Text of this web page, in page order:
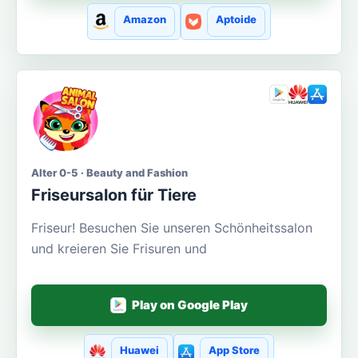
Amazon Aptoide
Alter 0-5 · Beauty and Fashion
Friseursalon für Tiere
Friseur! Besuchen Sie unseren Schönheitssalon
und kreieren Sie Frisuren und
Play on Google Play
Huawei App Store